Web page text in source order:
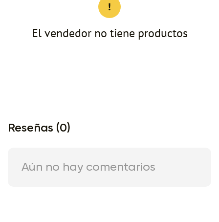
El vendedor no tiene productos
Reseñas (0)
Aún no hay comentarios